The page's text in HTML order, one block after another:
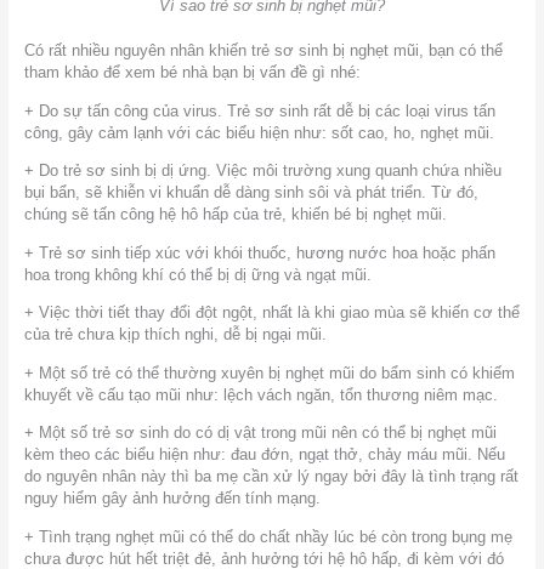
Vì sao trẻ sơ sinh bị nghẹt mũi?
Có rất nhiều nguyên nhân khiến trẻ sơ sinh bị nghẹt mũi, bạn có thể
tham khảo để xem bé nhà bạn bị vấn đề gì nhé:
+ Do sự tấn công của virus. Trẻ sơ sinh rất dễ bị các loại virus tấn
công, gây cảm lạnh với các biểu hiện như: sốt cao, ho, nghẹt mũi.
+ Do trẻ sơ sinh bị dị ứng. Việc môi trường xung quanh chứa nhiều
bụi bẩn, sẽ khiễn vi khuẩn dễ dàng sinh sôi và phát triển. Từ đó,
chúng sẽ tấn công hệ hô hấp của trẻ, khiến bé bị nghẹt mũi.
+ Trẻ sơ sinh tiếp xúc với khói thuốc, hương nước hoa hoặc phấn
hoa trong không khí có thể bị dị ững và ngạt mũi.
+ Việc thời tiết thay đổi đột ngột, nhất là khi giao mùa sẽ khiến cơ thể
của trẻ chưa kịp thích nghi, dễ bị ngại mũi.
+ Một số trẻ có thể thường xuyên bị nghẹt mũi do bẩm sinh có khiếm
khuyết về cấu tạo mũi như: lệch vách ngăn, tổn thương niêm mạc.
+ Một số trẻ sơ sinh do có dị vật trong mũi nên có thể bị nghẹt mũi
kèm theo các biểu hiện như: đau đớn, ngạt thở, chảy máu mũi. Nếu
do nguyên nhân này thì ba mẹ cần xử lý ngay bởi đây là tình trạng rất
nguy hiểm gây ảnh hưởng đến tính mạng.
+ Tình trạng nghẹt mũi có thể do chất nhầy lúc bé còn trong bụng mẹ
chưa được hút hết triệt đẻ, ảnh hưởng tới hệ hô hấp, đi kèm với đó